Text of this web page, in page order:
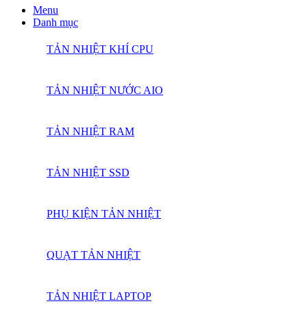
Menu
Danh mục
TẢN NHIỆT KHÍ CPU
TẢN NHIỆT NƯỚC AIO
TẢN NHIỆT RAM
TẢN NHIỆT SSD
PHỤ KIỆN TẢN NHIỆT
QUẠT TẢN NHIỆT
TẢN NHIỆT LAPTOP